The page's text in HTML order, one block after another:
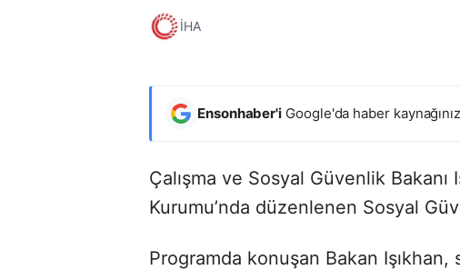
İHA
Ensonhaber'i Google'da haber
Çalışma ve Sosyal Güvenlik Bakanı
Kurumu’nda düzenlenen Sosyal
Programda konuşan Bakan